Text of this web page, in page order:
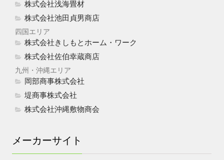
株式会社浅海畳材
株式会社池田貞男商店
四国エリア
株式会社きしもとホーム・ワーク
株式会社佐伯幸蔵商店
九州・沖縄エリア
岡部商事株式会社
堤商事株式会社
株式会社沖縄敷物商会
メーカーサイト